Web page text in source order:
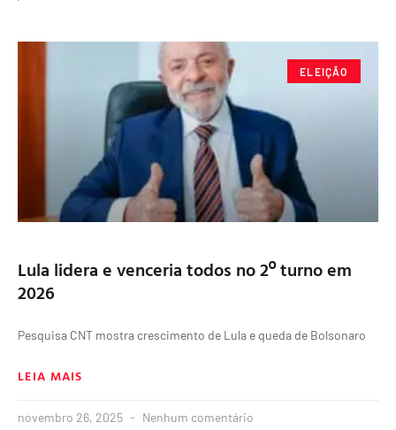
ELEIÇÃO
Lula lidera e venceria todos no 2º turno em
2026
Pesquisa CNT mostra crescimento de Lula e queda de Bolsonaro
LEIA MAIS
novembro 26, 2025 Nenhum comentário